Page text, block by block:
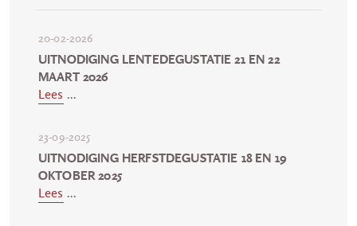
20-02-2026
UITNODIGING LENTEDEGUSTATIE 21 EN 22
MAART 2026
Lees ...
23-09-2025
UITNODIGING HERFSTDEGUSTATIE 18 EN 19
OKTOBER 2025
Lees ...